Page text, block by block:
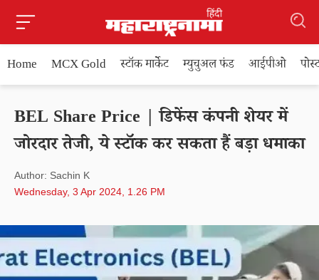
Home MCX Gold स्टॉक मार्केट म्युचुअल फंड आईपीओ
BEL Share Price | डिफेंस कंपनी शेयर में
जोरदार तेजी, ये स्टॉक कर सकता हैं बड़ा धमाका
Author: Sachin K
Wednesday, 3 Apr 2024, 1.26 PM